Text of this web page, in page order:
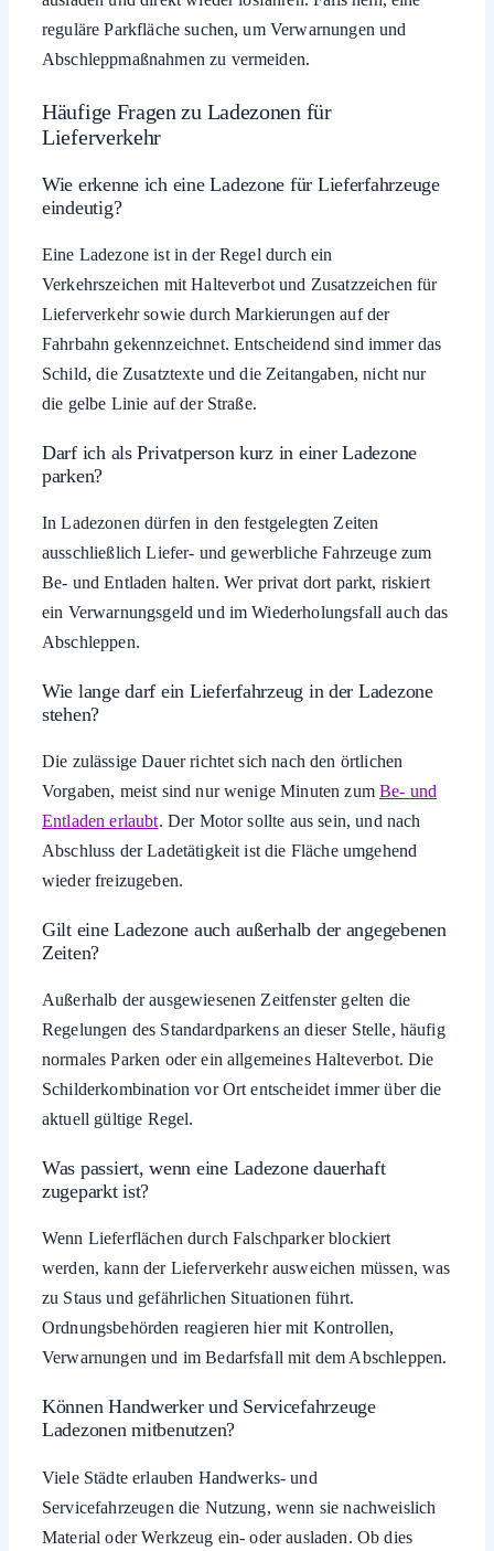
reguläre Parkfläche suchen, um Verwarnungen und
Abschleppmaßnahmen zu vermeiden.
Häufige Fragen zu Ladezonen für
Lieferverkehr
Wie erkenne ich eine Ladezone für Lieferfahrzeuge
eindeutig?
Eine Ladezone ist in der Regel durch ein
Verkehrszeichen mit Halteverbot und Zusatzzeichen für
Lieferverkehr sowie durch Markierungen auf der
Fahrbahn gekennzeichnet. Entscheidend sind immer das
Schild, die Zusatztexte und die Zeitangaben, nicht nur
die gelbe Linie auf der Straße.
Darf ich als Privatperson kurz in einer Ladezone
parken?
In Ladezonen dürfen in den festgelegten Zeiten
ausschließlich Liefer- und gewerbliche Fahrzeuge zum
Be- und Entladen halten. Wer privat dort parkt, riskiert
ein Verwarnungsgeld und im Wiederholungsfall auch das
Abschleppen.
Wie lange darf ein Lieferfahrzeug in der Ladezone
stehen?
Die zulässige Dauer richtet sich nach den örtlichen
Vorgaben, meist sind nur wenige Minuten zumBe- und
Entladen erlaubt. Der Motor sollte aus sein, und nach
Abschluss der Ladetätigkeit ist die Fläche umgehend
wieder freizugeben.
Gilt eine Ladezone auch außerhalb der angegebenen
Zeiten?
Außerhalb der ausgewiesenen Zeitfenster gelten die
Regelungen des Standardparkens an dieser Stelle, häufig
normales Parken oder ein allgemeines Halteverbot. Die
Schilderkombination vor Ort entscheidet immer über die
aktuell gültige Regel.
Was passiert, wenn eine Ladezone dauerhaft
zugeparkt ist?
Wenn Lieferflächen durch Falschparker blockiert
werden, kann der Lieferverkehr ausweichen müssen, was
zu Staus und gefährlichen Situationen führt.
Ordnungsbehörden reagieren hier mit Kontrollen,
Verwarnungen und im Bedarfsfall mit dem Abschleppen.
Können Handwerker und Servicefahrzeuge
Ladezonen mitbenutzen?
Viele Städte erlauben Handwerks- und
Servicefahrzeugen die Nutzung, wenn sie nachweislich
Material oder Werkzeug ein- oder ausladen. Ob dies